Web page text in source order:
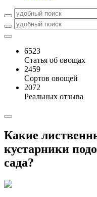
6523
Статья об овощах
2459
Сортов овощей
2072
Реальных отзыва
Какие
кустарники
сада?